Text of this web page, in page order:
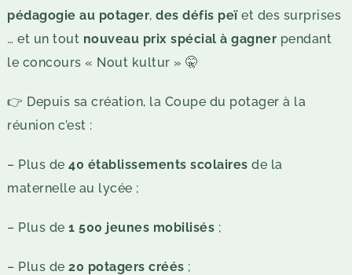
pédagogie au potager,des défis peïet des surprises
… et un tout nouveau prix spécial à gagner pendant
le concours « Nout kultur » 🤫
👉 Depuis sa création, la Coupe du potager à la
réunion c’est :
– Plus de40 établissements scolaires de la
maternelle au lycée ;
– Plus de 1 500 jeunes mobilisés ;
– Plus de20 potagers créés ;